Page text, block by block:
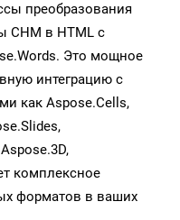
преобразования
CHM в HTML с
Это мощное
интеграцию с
как Aspose.Cells,
комплексное
форматов в ваших